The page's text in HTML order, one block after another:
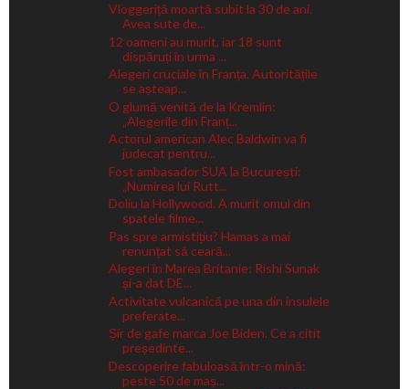
Vloggeriță moartă subit la 30 de ani.
Avea sute de...
12 oameni au murit, iar 18 sunt
dispăruți în urma ...
Alegeri cruciale în Franța. Autoritățile
se așteap...
O glumă venită de la Kremlin:
„Alegerile din Franț...
Actorul american Alec Baldwin va fi
judecat pentru...
Fost ambasador SUA la București:
„Numirea lui Rutt...
Doliu la Hollywood. A murit omul din
spatele filme...
Pas spre armistițiu? Hamas a mai
renunțat să ceară...
Alegeri în Marea Britanie: Rishi Sunak
și-a dat DE...
Activitate vulcanică pe una din insulele
preferate...
Șir de gafe marca Joe Biden. Ce a citit
președinte...
Descoperire fabuloasă într-o mină:
peste 50 de maș...